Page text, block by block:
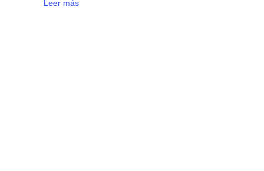
Leer más